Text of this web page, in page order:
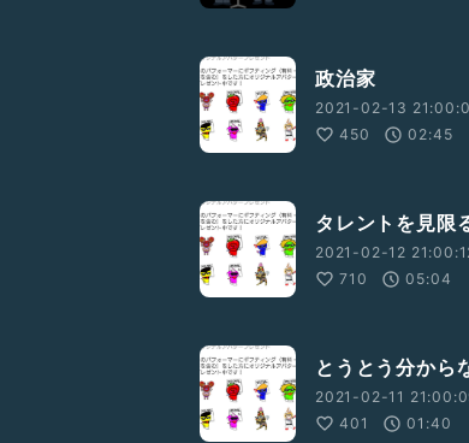
政治家
2021-02-13
450
02:45
タレントを見限
2021-02-12
710
05:04
とうとう分から
2021-02-11
401
01:40